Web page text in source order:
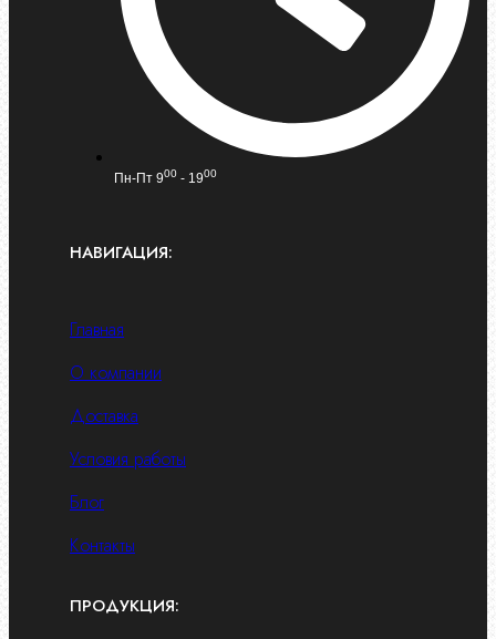
Пн-Пт 900 - 1900
НАВИГАЦИЯ:
Главная
О компании
Доставка
Условия работы
Блог
Контакты
ПРОДУКЦИЯ: